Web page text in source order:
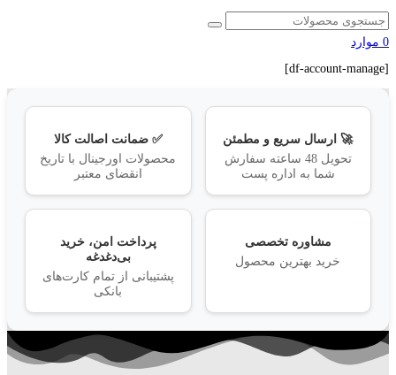
0 موارد
[df-account-manage]
🚀 ارسال سریع و مطمئن
تحویل 48 ساعته سفارش
شما به اداره پست
✅ ضمانت اصالت کالا
محصولات اورجینال با تاریخ
انقضای معتبر
مشاوره تخصصی
خرید بهترین محصول
پرداخت امن، خرید
بی‌دغدغه
پشتیبانی از تمام کارت‌های
بانکی